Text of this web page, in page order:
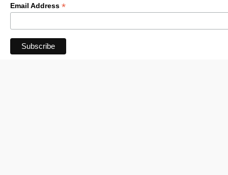
Email Address *